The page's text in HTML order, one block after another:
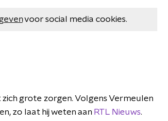
voor social media cookies.
grote zorgen. Volgens Vermeulen
zo laat hij weten aan RTL Nieuws.